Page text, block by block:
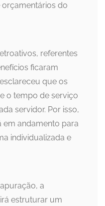
orçamentários do
referentes
ficaram
que os
o tempo de serviço
servidor. Por isso,
em andamento para
individualizada e
a
estruturar um